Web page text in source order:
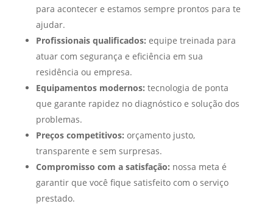
para acontecer e estamos sempre prontos para te
ajudar.
Profissionais qualificados: equipe treinada para
atuar com segurança e eficiência em sua
residência ou empresa.
Equipamentos modernos: tecnologia de ponta
que garante rapidez no diagnóstico e solução dos
problemas.
Preços competitivos: orçamento justo,
transparente e sem surpresas.
Compromisso com a satisfação: nossa meta é
garantir que você fique satisfeito com o serviço
prestado.